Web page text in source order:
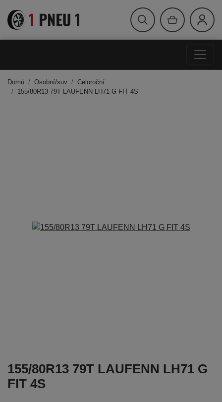
Domů Osobní/suv
Celoroční
155/80R13 79T LAUFENN LH71 G FIT 4S
155/80R13 79T LAUFENN LH71 G
FIT 4S